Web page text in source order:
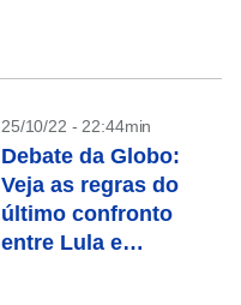
25/10/22 - 22:44min
Debate da Globo:
Veja as regras do
último confronto
entre Lula e